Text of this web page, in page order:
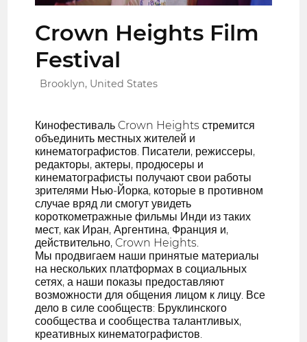
Crown Heights Film
Festival
Brooklyn, United States
Кинофестиваль Crown Heights стремится
объединить местных жителей и
кинематографистов. Писатели, режиссеры,
редакторы, актеры, продюсеры и
кинематографисты получают свои работы
зрителями Нью-Йорка, которые в противном
случае вряд ли смогут увидеть
короткометражные фильмы Инди из таких
мест, как Иран, Аргентина, Франция и,
действительно, Crown Heights.
Мы продвигаем наши принятые материалы
на нескольких платформах в социальных
сетях, а наши показы предоставляют
возможности для общения лицом к лицу. Все
дело в силе сообществ: Бруклинского
сообщества и сообщества талантливых,
креативных кинематографистов.